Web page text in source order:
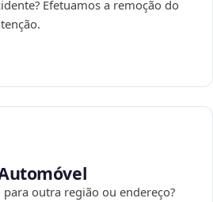
Efetuamos a remoção do
para outra região ou endereço?